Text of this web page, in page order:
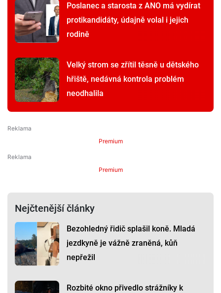
Poslanec a starosta z ANO má vydírat
protikandidáty, údajně volal i jejich
rodině
Velký strom se zřítil těsně u dětského
hřiště, nedávná kontrola problém
neodhalila
Premium
Premium
Nejčtenější články
Bezohledný řidič splašil koně. Mladá
jezdkyně je vážně zraněná, kůň
nepřežil
Rozbité okno přivedlo strážníky k